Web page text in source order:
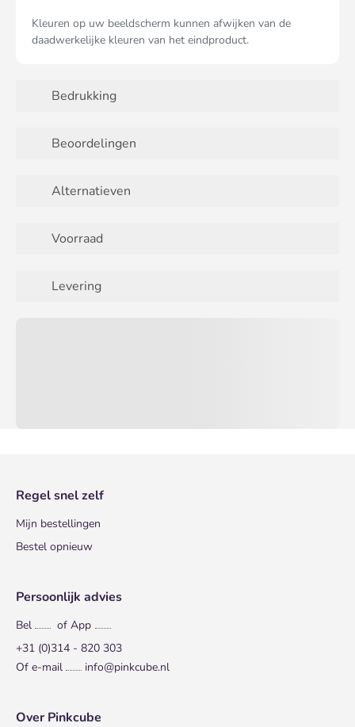
Kleuren op uw beeldscherm kunnen afwijken van de
daadwerkelijke kleuren van het eindproduct.
Bedrukking
Beoordelingen
Alternatieven
Voorraad
Levering
Regel snel zelf
Mijn bestellingen
Bestel opnieuw
Persoonlijk advies
Bel
of App
+31 (0)314 - 820 303
Of e-mail
info@pinkcube.nl
Over Pinkcube